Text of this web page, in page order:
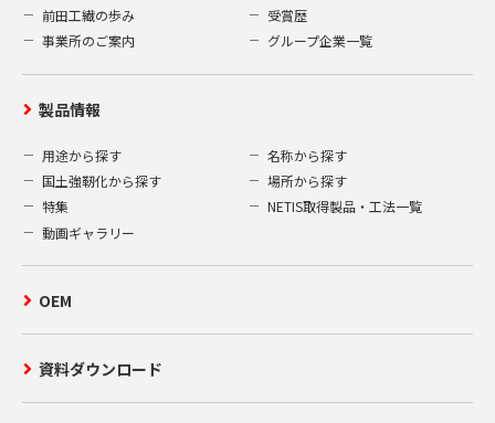
前田工繊の歩み
受賞歴
事業所のご案内
グループ企業一覧
製品情報
用途から探す
名称から探す
国土強靭化から探す
場所から探す
特集
NETIS取得製品・工法一覧
動画ギャラリー
OEM
資料ダウンロード